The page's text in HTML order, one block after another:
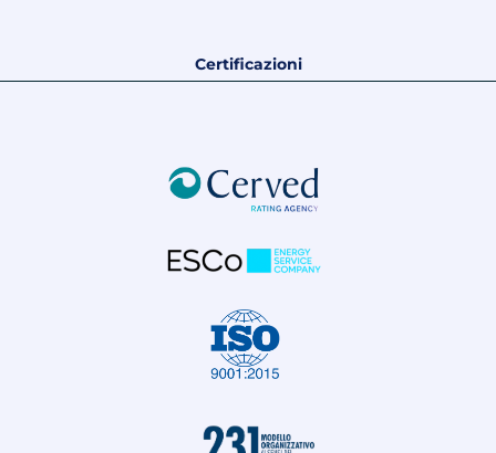
Certificazioni